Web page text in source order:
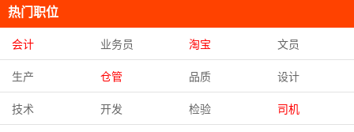
热门职位
会计 业务员 淘宝 文员
生产 仓管 品质 设计
技术 开发 检验 司机